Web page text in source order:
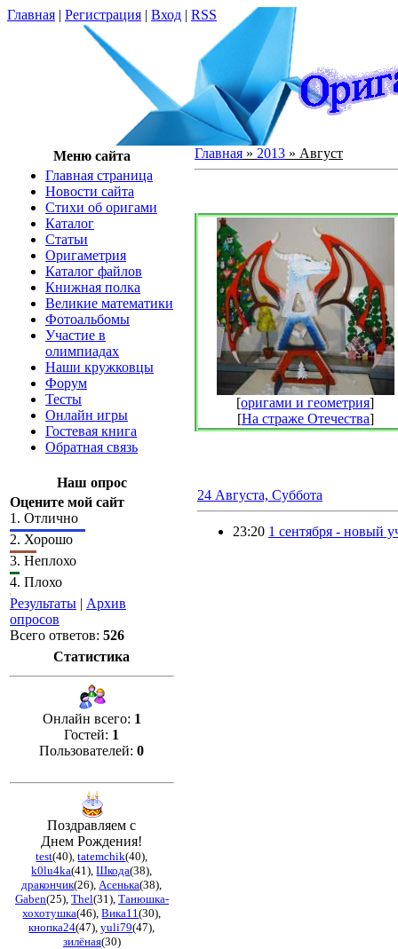
Главная | Регистрация | Вход | RSS
Меню сайта
Главная страница
Новости сайта
Cтихи об оригами
Каталог
Статьи
Оригаметрия
Каталог файлов
Книжная полка
Великие математики
Фотоальбомы
Участие в
олимпиадах
Наши кружковцы
Форум
Тесты
Онлайн игры
Гостевая книга
Обратная связь
Наш опрос
Оцените мой сайт
1. Отлично
2. Хорошо
3. Неплохо
4. Плохо
Результаты | Архив
опросов
Всего ответов: 526
Статистика
Онлайн всего: 1
Гостей: 1
Пользователей:0
Поздравляем с
Днем Рождения!
test(40),tatemchik(40),
k0lu4ka(41),Шкода(38),
дракончик(26),Асенька(38),
Gaben(25), Thel(31), Танюшка-
хохотушка(46),Вика11(30),
кнопка24(47),yuli79(47),
зилёная(30)
Главная » 2013 » Август
[оригами и геометрия]
[На страже Отечества]
24 Августа, Суббота
23:20 1 сентября - новый